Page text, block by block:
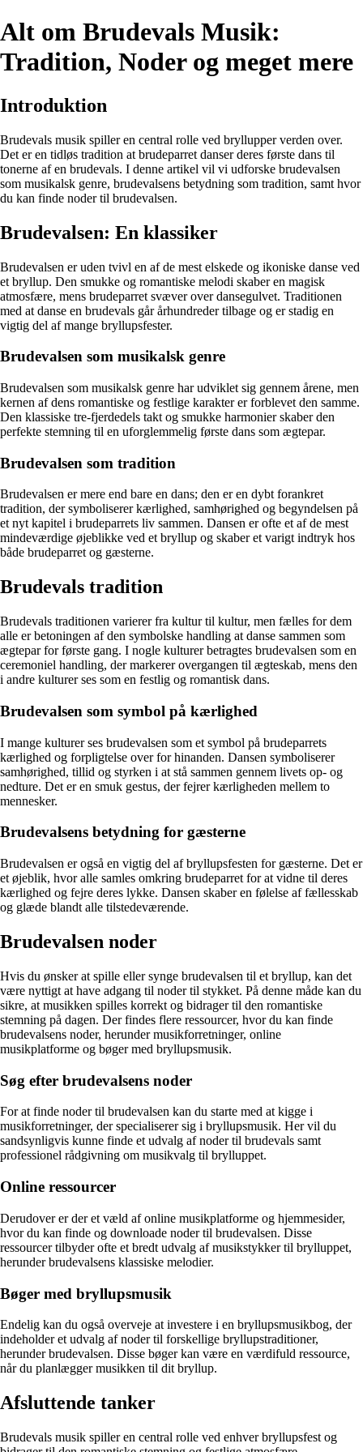
Alt om Brudevals Musik:
Tradition, Noder og meget mere
Introduktion
Brudevals musik spiller en central rolle ved bryllupper verden over.
Det er en tidløs tradition at brudeparret danser deres første dans til
tonerne af en brudevals. I denne artikel vil vi udforske brudevalsen
som musikalsk genre, brudevalsens betydning som tradition, samt hvor
du kan finde noder til brudevalsen.
Brudevalsen: En klassiker
Brudevalsen er uden tvivl en af de mest elskede og ikoniske danse ved
et bryllup. Den smukke og romantiske melodi skaber en magisk
atmosfære, mens brudeparret svæver over dansegulvet. Traditionen
med at danse en brudevals går århundreder tilbage og er stadig en
vigtig del af mange bryllupsfester.
Brudevalsen som musikalsk genre
Brudevalsen som musikalsk genre har udviklet sig gennem årene, men
kernen af dens romantiske og festlige karakter er forblevet den samme.
Den klassiske tre-fjerdedels takt og smukke harmonier skaber den
perfekte stemning til en uforglemmelig første dans som ægtepar.
Brudevalsen som tradition
Brudevalsen er mere end bare en dans; den er en dybt forankret
tradition, der symboliserer kærlighed, samhørighed og begyndelsen på
et nyt kapitel i brudeparrets liv sammen. Dansen er ofte et af de mest
mindeværdige øjeblikke ved et bryllup og skaber et varigt indtryk hos
både brudeparret og gæsterne.
Brudevals tradition
Brudevals traditionen varierer fra kultur til kultur, men fælles for dem
alle er betoningen af den symbolske handling at danse sammen som
ægtepar for første gang. I nogle kulturer betragtes brudevalsen som en
ceremoniel handling, der markerer overgangen til ægteskab, mens den
i andre kulturer ses som en festlig og romantisk dans.
Brudevalsen som symbol på kærlighed
I mange kulturer ses brudevalsen som et symbol på brudeparrets
kærlighed og forpligtelse over for hinanden. Dansen symboliserer
samhørighed, tillid og styrken i at stå sammen gennem livets op- og
nedture. Det er en smuk gestus, der fejrer kærligheden mellem to
mennesker.
Brudevalsens betydning for gæsterne
Brudevalsen er også en vigtig del af bryllupsfesten for gæsterne. Det er
et øjeblik, hvor alle samles omkring brudeparret for at vidne til deres
kærlighed og fejre deres lykke. Dansen skaber en følelse af fællesskab
og glæde blandt alle tilstedeværende.
Brudevalsen noder
Hvis du ønsker at spille eller synge brudevalsen til et bryllup, kan det
være nyttigt at have adgang til noder til stykket. På denne måde kan du
sikre, at musikken spilles korrekt og bidrager til den romantiske
stemning på dagen. Der findes flere ressourcer, hvor du kan finde
brudevalsens noder, herunder musikforretninger, online
musikplatforme og bøger med bryllupsmusik.
Søg efter brudevalsens noder
For at finde noder til brudevalsen kan du starte med at kigge i
musikforretninger, der specialiserer sig i bryllupsmusik. Her vil du
sandsynligvis kunne finde et udvalg af noder til brudevals samt
professionel rådgivning om musikvalg til brylluppet.
Online ressourcer
Derudover er der et væld af online musikplatforme og hjemmesider,
hvor du kan finde og downloade noder til brudevalsen. Disse
ressourcer tilbyder ofte et bredt udvalg af musikstykker til brylluppet,
herunder brudevalsens klassiske melodier.
Bøger med bryllupsmusik
Endelig kan du også overveje at investere i en bryllupsmusikbog, der
indeholder et udvalg af noder til forskellige bryllupstraditioner,
herunder brudevalsen. Disse bøger kan være en værdifuld ressource,
når du planlægger musikken til dit bryllup.
Afsluttende tanker
Brudevals musik spiller en central rolle ved enhver bryllupsfest og